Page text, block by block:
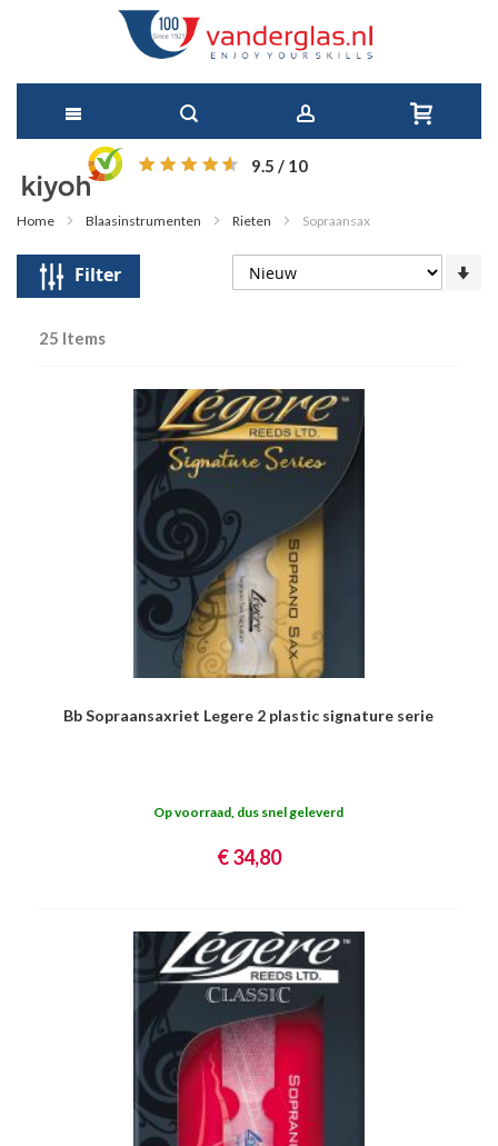
direct
naar
9.5 / 10
Home Blaasinstrumenten Rieten Sopraansax
25 Items
Bb Sopraansaxriet Legere 2 plastic signature serie
Op voorraad, dus snel geleverd
€ 34,80
Filter